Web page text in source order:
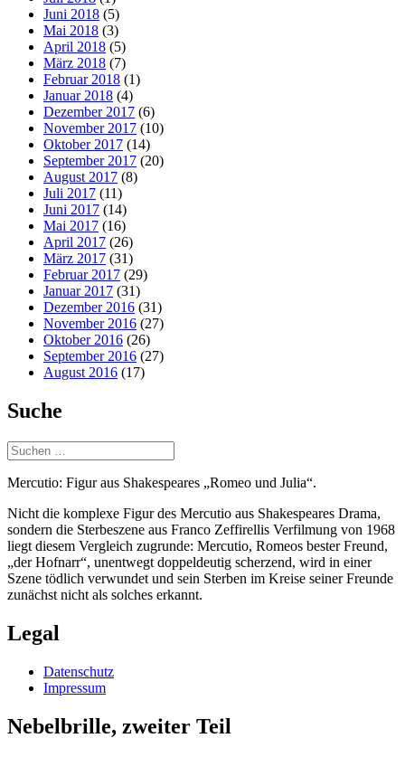
Juni 2018 (5)
Mai 2018 (3)
April 2018 (5)
März 2018 (7)
Februar 2018 (1)
Januar 2018 (4)
Dezember 2017 (6)
November 2017 (10)
Oktober 2017 (14)
September 2017 (20)
August 2017 (8)
Juli 2017 (11)
Juni 2017 (14)
Mai 2017 (16)
April 2017 (26)
März 2017 (31)
Februar 2017 (29)
Januar 2017 (31)
Dezember 2016 (31)
November 2016 (27)
Oktober 2016 (26)
September 2016 (27)
August 2016 (17)
Suche
Suchen
nach:
Mercutio: Figur aus Shakespeares „Romeo und Julia“.
Nicht die komplexe Figur des Mercutio aus Shakespeares Drama,
sondern die Sterbeszene aus Franco Zeffirellis Verfilmung von 1968
liegt diesem Vergleich zugrunde: Mercutio, Romeos bester Freund,
„der Hofnarr“, unentwegt doppeldeutig scherzend, wird in einer
Szene tödlich verwundet und sein Sterben im Kreise seiner Freunde
zunächst nicht als solches erkannt.
Legal
Datenschutz
Impressum
Nebelbrille, zweiter Teil